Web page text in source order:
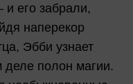
его забрали,
наперекор
Эбби узнает
деле полон магии.